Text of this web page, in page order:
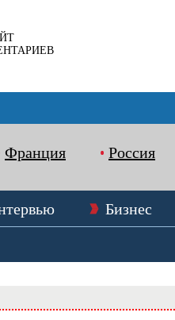
Франция Россия
Бизнес